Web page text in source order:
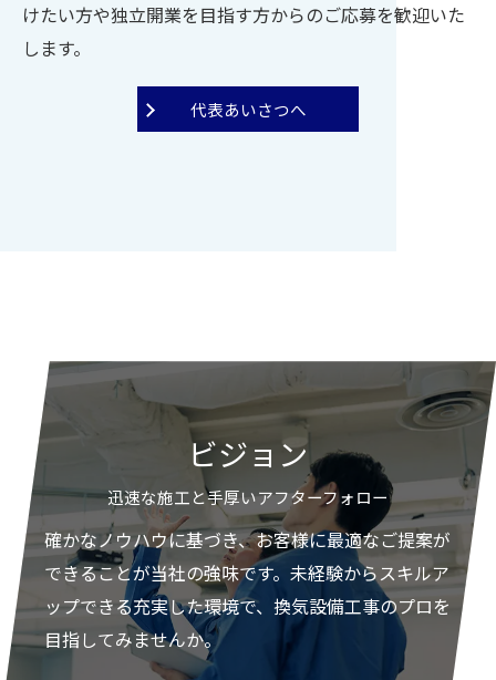
けたい方や独立開業を目指す方からのご応募を歓迎いた
します。
代表あいさつへ
ビジョン
迅速な施工と手厚いアフターフォロー
確かなノウハウに基づき、お客様に最適なご提案が
できることが当社の強味です。未経験からスキルア
ップできる充実した環境で、換気設備工事のプロを
目指してみませんか。